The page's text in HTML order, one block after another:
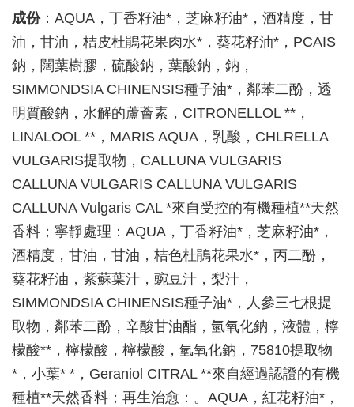
成份：AQUA，丁香籽油*，芝麻籽油*，酒精度，甘
油，甘油，桔皮杜鵑花果肉水*，葵花籽油*，PCAIS
鈉，闊葉樹膠，硫酸鈉，葉酸鈉，鈉，
SIMMONDSIA CHINENSIS種子油*，鄰苯二酚，透
明質酸鈉，水解的蘆薈素，CITRONELLOL **，
LINALOOL **，MARIS AQUA，乳酸，CHLRELLA
VULGARIS提取物，CALLUNA VULGARIS
CALLUNA VULGARIS CALLUNA VULGARIS
CALLUNA Vulgaris CAL *來自受控的有機種植**天然
香料；寧靜處理：AQUA，丁香籽油*，芝麻籽油*，
酒精度，甘油，甘油，桔色杜鵑花果水*，丙二酚，
葵花籽油，紫蘇葉汁，豌豆汁，梨汁，
SIMMONDSIA CHINENSIS種子油*，人參三七根提
取物，鄰苯二酚，辛酸甘油酯，氫氧化鈉，液體，檸
檬酸**，檸檬酸，檸檬酸，氫氧化鈉，75810提取物
*，小葉* *，Geraniol CITRAL **來自經過認證的有機
種植**天然香料；再生治愈：。AQUA，紅花籽油*，